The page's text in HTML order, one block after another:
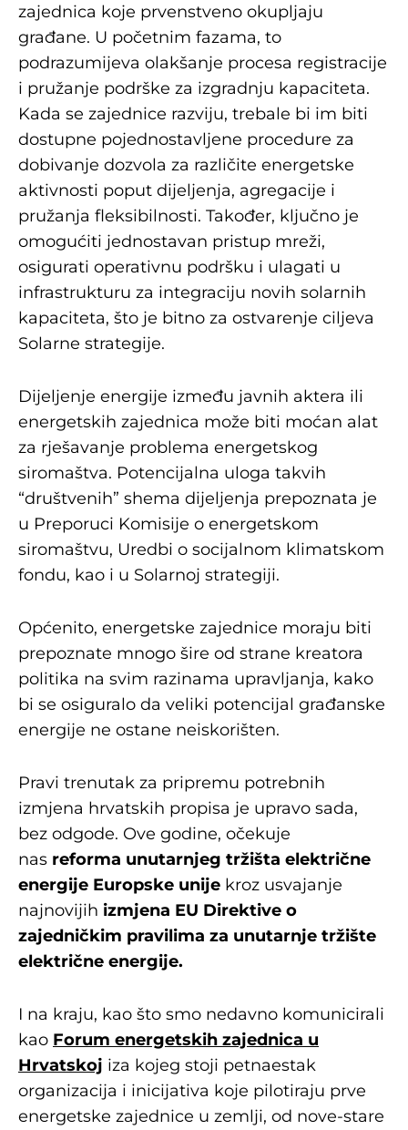
zajednica koje prvenstveno okupljaju
građane. U početnim fazama, to
podrazumijeva olakšanje procesa registracije
i pružanje podrške za izgradnju kapaciteta.
Kada se zajednice razviju, trebale bi im biti
dostupne pojednostavljene procedure za
dobivanje dozvola za različite energetske
aktivnosti poput dijeljenja, agregacije i
pružanja fleksibilnosti. Također, ključno je
omogućiti jednostavan pristup mreži,
osigurati operativnu podršku i ulagati u
infrastrukturu za integraciju novih solarnih
kapaciteta, što je bitno za ostvarenje ciljeva
Solarne strategije.
Dijeljenje energije između javnih aktera ili
energetskih zajednica može biti moćan alat
za rješavanje problema energetskog
siromaštva. Potencijalna uloga takvih
“društvenih” shema dijeljenja prepoznata je
u Preporuci Komisije o energetskom
siromaštvu, Uredbi o socijalnom klimatskom
fondu, kao i u Solarnoj strategiji.
Općenito, energetske zajednice moraju biti
prepoznate mnogo šire od strane kreatora
politika na svim razinama upravljanja, kako
bi se osiguralo da veliki potencijal građanske
energije ne ostane neiskorišten.
Pravi trenutak za pripremu potrebnih
izmjena hrvatskih propisa je upravo sada,
bez odgode. Ove godine, očekuje
nas reforma unutarnjeg tržišta električne
energije Europske unije kroz usvajanje
najnovijih izmjena EU Direktive o
zajedničkim pravilima za unutarnje tržište
električne energije.
I na kraju, kao što smo nedavno komunicirali
kao Forum energetskih zajednica u
Hrvatskoj iza kojeg stoji petnaestak
organizacija i inicijativa koje pilotiraju prve
energetske zajednice u zemlji, od nove-stare